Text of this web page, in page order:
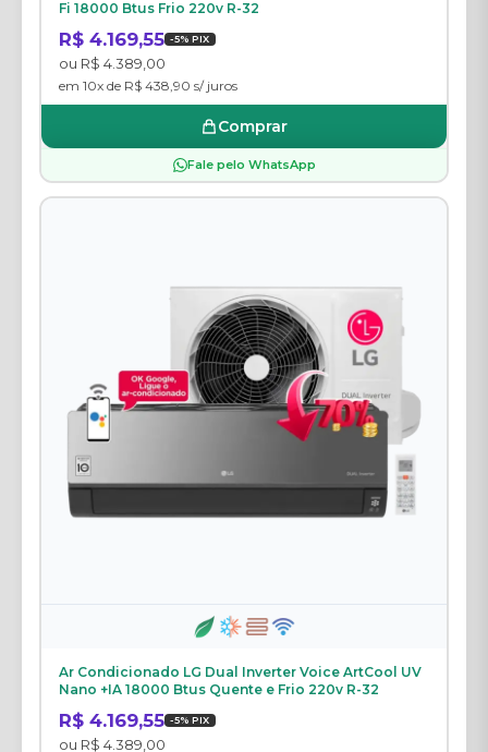
Fi 18000 Btus Frio 220v R-32
R$ 4.169,55 -5% PIX
ou R$ 4.389,00
em 10x de R$ 438,90 s/ juros
Comprar
Fale pelo WhatsApp
Ar Condicionado LG Dual Inverter Voice ArtCool UV
Nano +IA 18000 Btus Quente e Frio 220v R-32
R$ 4.169,55 -5% PIX
ou R$ 4.389,00